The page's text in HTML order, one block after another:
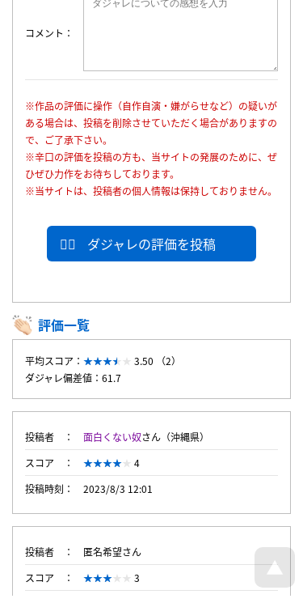
コメント
※作品の評価に操作（自作自演・嫌がらせなど）の疑いが
ある場合は、投稿を削除させていただく場合がありますの
で、ご了承下さい。
※辛口の評価を投稿の方も、当サイトの発展のために、ぜ
ひぜひ力作をお待ちしております。
※当サイトは、投稿者の個人情報は保持しておりません。
ダジャレの評価を投稿
評価一覧
平均スコア：
3.50 （2）
ダジャレ偏差値：61.7
投稿者 面白くない奴さん（沖縄県）
スコア
4
投稿時刻
2023/8/3 12:01
投稿者
匿名希望さん
スコア
3